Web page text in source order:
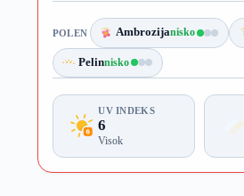
POLEN Ambrozijanisko
Pelinnisko
UV INDEKS
6
Visok